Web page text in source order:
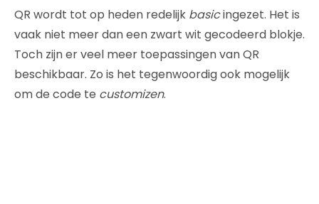
QR wordt tot op heden redelijk basicingezet. Het is
vaak niet meer dan een zwart wit gecodeerd blokje.
Toch zijn er veel meer toepassingen van QR
beschikbaar. Zo is het tegenwoordig ook mogelijk
om de code te customizen.